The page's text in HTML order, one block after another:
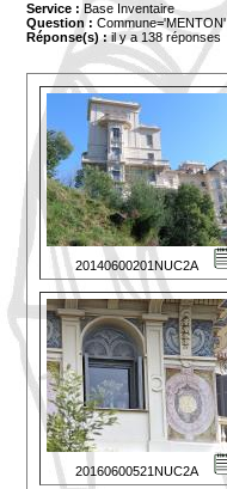
Service : Base Inventaire
Question : Commune='MENTON'
Réponse(s) :il y a 138 réponses
20140600201NUC2A
20160600521NUC2A